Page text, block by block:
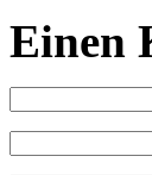
Einen